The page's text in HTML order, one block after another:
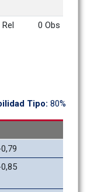
Rel 0 Obs
Tipo: 80%